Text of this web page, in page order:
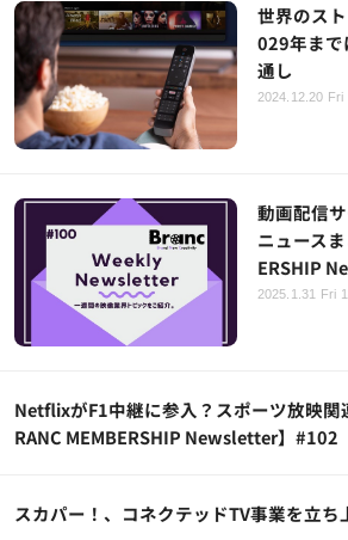
世界のス
029年まで
通し
2024.12.20 Fri
動画配信
ニュース
ERSHIP
2025.1.31 Fri
NetflixがF1中継に参入？スポーツ放映関
RANC MEMBERSHIP Newsletter】#102
スカパー！、コネクテッドTV事業を立ち